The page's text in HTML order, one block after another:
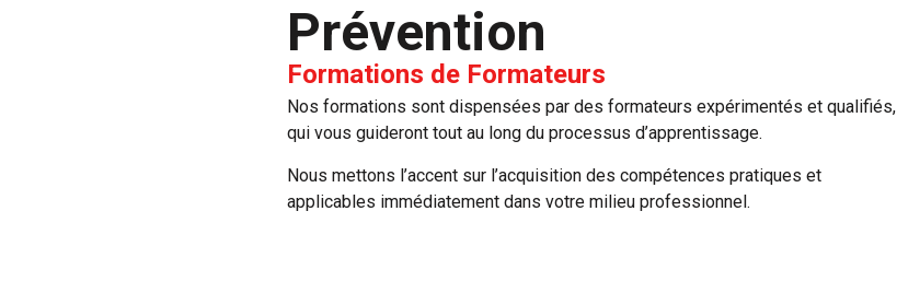
Prévention
Formations de Formateurs
Nos formations sont dispensées par des formateurs expérimentés et qualifiés,
qui vous guideront tout au long du processus d’apprentissage.
Nous mettons l’accent sur l’acquisition des compétences pratiques et
applicables immédiatement dans votre milieu professionnel.